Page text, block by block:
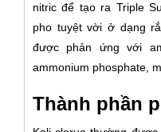
nitric để tạo ra Triple
pho tuyệt vời ở dạng
được phản ứng với
ammonium phosphate,
Thành phần